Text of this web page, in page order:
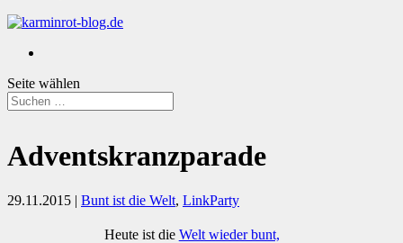
Seite wählen
Adventskranzparade
29.11.2015 | Bunt ist die Welt, LinkParty
Heute ist die Welt wieder bunt,